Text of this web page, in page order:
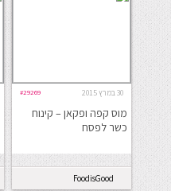
30 במרץ 2015 #29269
מוס קפה ופקאן – קינוח
כשר לפסח
FoodisGood